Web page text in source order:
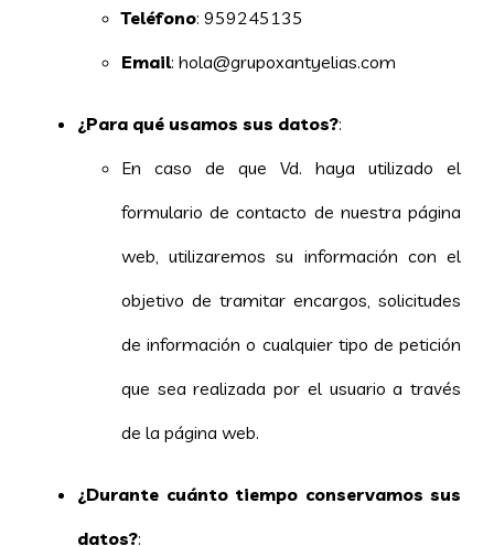
Teléfono: 959245135
Email: hola@grupoxantyelias.com
¿Para qué usamos sus datos?:
En caso de que Vd. haya utilizado el
formulario de contacto de nuestra página
web, utilizaremos su información con el
objetivo de tramitar encargos, solicitudes
de información o cualquier tipo de petición
que sea realizada por el usuario a través
de la página web.
¿Durante cuánto tiempo conservamos sus
datos?: